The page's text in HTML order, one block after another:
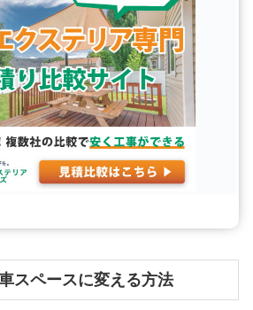
スペースに変える方法